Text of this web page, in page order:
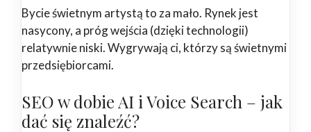
Bycie świetnym artystą to za mało. Rynek jest
nasycony, a próg wejścia (dzięki technologii)
relatywnie niski. Wygrywają ci, którzy są świetnymi
przedsiębiorcami.
SEO w dobie AI i Voice Search – jak
dać się znaleźć?